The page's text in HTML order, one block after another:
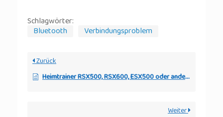
Schlagwörter:
Bluetooth Verbindungsproblem
Zurück
Heimtrainer RSX500, RSX600, ESX500 oder andere mit eHealth Konsole
Weiter